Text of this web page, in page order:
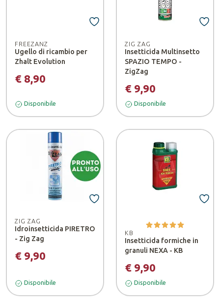
FREEZANZ
Ugello di ricambio per
Zhalt Evolution
€ 8,90
Disponibile
ZIG ZAG
Insetticida Multinsetto
SPAZIO TEMPO -
ZigZag
€ 9,90
Disponibile
ZIG ZAG
Idroinsetticida PIRETRO
- Zig Zag
€ 9,90
Disponibile
KB
Insetticida formiche in
granuli NEXA - KB
€ 9,90
Disponibile